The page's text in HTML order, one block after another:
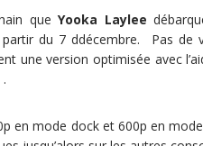
que Yooka Laylee
du 7 ddécembre. Pas
une version optimisée avec
en mode dock et 600p en